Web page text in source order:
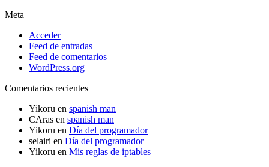
Meta
Acceder
Feed de entradas
Feed de comentarios
WordPress.org
Comentarios recientes
Yikoru en spanish man
CAras en spanish man
Yikoru en Día del programador
selairi en Día del programador
Yikoru en Mis reglas de iptables